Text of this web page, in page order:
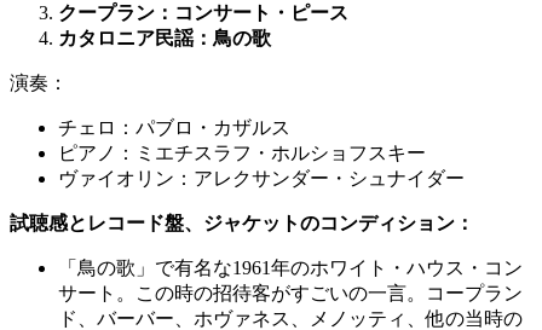
クープラン：コンサート・ピース
カタロニア民謡：鳥の歌
演奏：
チェロ：パブロ・カザルス
ピアノ：ミエチスラフ・ホルショフスキー
ヴァイオリン：アレクサンダー・シュナイダー
試聴感とレコード盤、ジャケットのコンディション：
「鳥の歌」で有名な1961年のホワイト・ハウス・コン
サート。この時の招待客がすごいの一言。コープラン
ド、バーバー、ホヴァネス、メノッティ、他の当時の